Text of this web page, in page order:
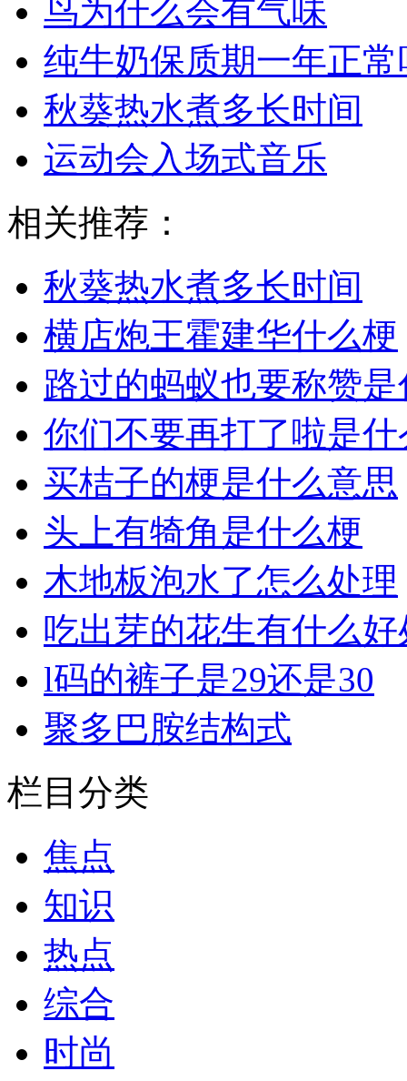
鸟为什么会有气味
纯牛奶保质期一年正常
秋葵热水煮多长时间
运动会入场式音乐
相关推荐：
秋葵热水煮多长时间
横店炮王霍建华什么梗
路过的蚂蚁也要称赞
你们不要再打了啦是什
买桔子的梗是什么意思
头上有犄角是什么梗
木地板泡水了怎么处理
吃出芽的花生有什么好
l码的裤子是29还是30
聚多巴胺结构式
栏目分类
焦点
知识
热点
综合
时尚